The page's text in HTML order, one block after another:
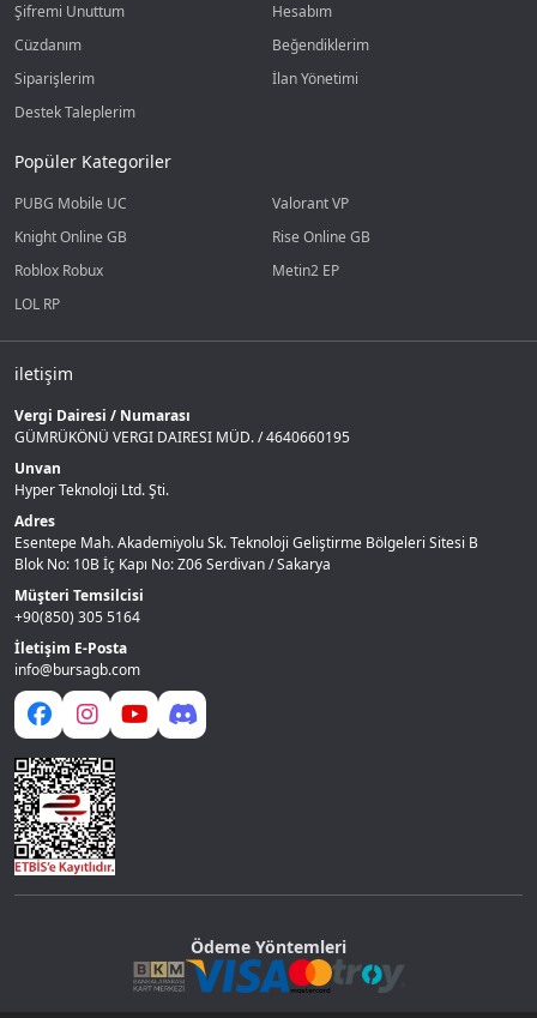
Şifremi Unuttum
Hesabım
Cüzdanım
Beğendiklerim
Siparişlerim
İlan Yönetimi
Destek Taleplerim
Popüler Kategoriler
PUBG Mobile UC
Valorant VP
Knight Online GB
Rise Online GB
Roblox Robux
Metin2 EP
LOL RP
iletişim
Vergi Dairesi / Numarası
GÜMRÜKÖNÜ VERGI DAIRESI MÜD. / 4640660195
Unvan
Hyper Teknoloji Ltd. Şti.
Adres
Esentepe Mah. Akademiyolu Sk. Teknoloji Geliştirme Bölgeleri Sitesi B
Blok No: 10B İç Kapı No: Z06 Serdivan / Sakarya
Müşteri Temsilcisi
+90(850) 305 5164
İletişim E-Posta
info@bursagb.com
Ödeme Yöntemleri